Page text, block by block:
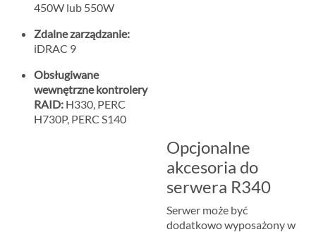
450W lub 550W
Zdalne zarządzanie:
iDRAC 9
Obsługiwane
wewnętrzne kontrolery
RAID: H330, PERC
H730P, PERC S140
Opcjonalne
akcesoria do
serwera R340
Serwer może być
dodatkowo wyposażony w